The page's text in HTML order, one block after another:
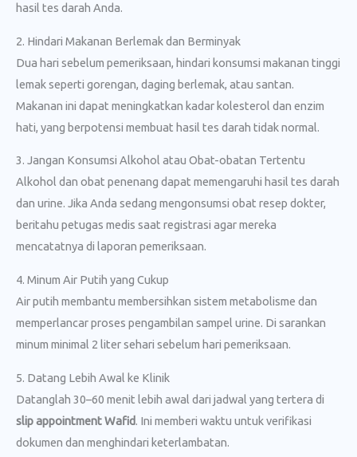
hasil tes darah Anda.
2. Hindari Makanan Berlemak dan Berminyak
Dua hari sebelum pemeriksaan, hindari konsumsi makanan tinggi
lemak seperti gorengan, daging berlemak, atau santan.
Makanan ini dapat meningkatkan kadar kolesterol dan enzim
hati, yang berpotensi membuat hasil tes darah tidak normal.
3. Jangan Konsumsi Alkohol atau Obat-obatan Tertentu
Alkohol dan obat penenang dapat memengaruhi hasil tes darah
dan urine. Jika Anda sedang mengonsumsi obat resep dokter,
beritahu petugas medis saat registrasi agar mereka
mencatatnya di laporan pemeriksaan.
4. Minum Air Putih yang Cukup
Air putih membantu membersihkan sistem metabolisme dan
memperlancar proses pengambilan sampel urine. Di sarankan
minum minimal 2 liter sehari sebelum hari pemeriksaan.
5. Datang Lebih Awal ke Klinik
Datanglah 30–60 menit lebih awal dari jadwal yang tertera di
slip appointment Wafid. Ini memberi waktu untuk verifikasi
dokumen dan menghindari keterlambatan.